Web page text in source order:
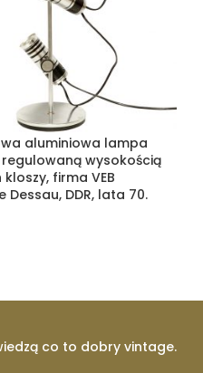
aluminiowa lampa
wysokością
firma VEB
DDR, lata 70.
co to dobry vintage.